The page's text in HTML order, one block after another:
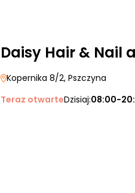
Daisy Hair & Nail
Kopernika 8/2, Pszczyna
Teraz otwarteDzisiaj:08:00-